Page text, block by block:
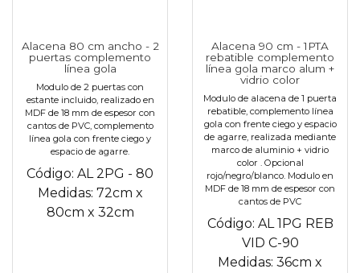
Alacena 80 cm ancho - 2
puertas complemento
línea gola
Modulo de 2 puertas con
estante incluido, realizado en
MDF de 18 mm de espesor con
cantos de PVC, complemento
línea gola con frente ciego y
espacio de agarre.
Código: AL 2PG - 80
Medidas: 72cm x
80cm x 32cm
Alacena 90 cm - 1PTA
rebatible complemento
línea gola marco alum +
vidrio color
Modulo de alacena de 1 puerta
rebatible, complemento línea
gola con frente ciego y espacio
de agarre, realizada mediante
marco de aluminio + vidrio
color . Opcional
rojo/negro/blanco. Modulo en
MDF de 18 mm de espesor con
cantos de PVC
Código: AL 1PG REB
VID C-90
Medidas: 36cm x